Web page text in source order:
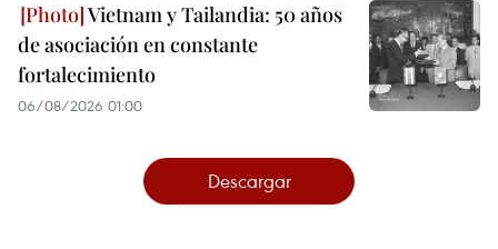
Vietnam y Tailandia: 50 años
de asociación en constante
fortalecimiento
06/08/2026 01:00
Descargar